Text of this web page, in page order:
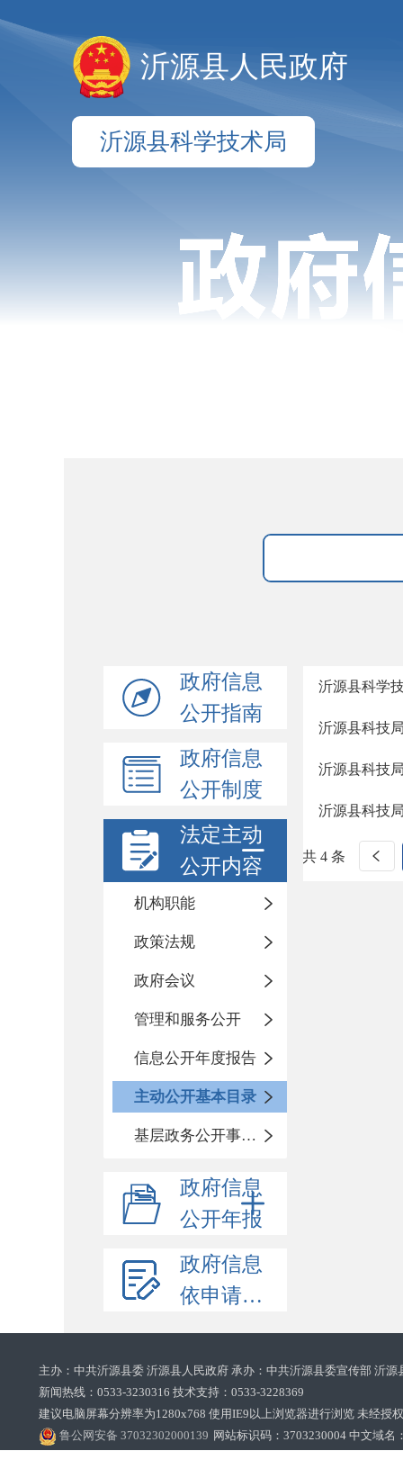
沂源县人民政府
沂源县科学技术局
政府信息
公开指南
政府信息
公开制度
法定主动
公开内容
机构职能
政策法规
政府会议
管理和服务公开
信息公开年度报告
主动公开基本目录
基层政务公开事项标准目录
政府信息
公开年报
政府信息
依申请公开
沂源县科学
沂源县科技
沂源县科技
沂源县科技
共 4 条
主办：中共沂源县委 沂源县人民政府 承办：中共沂源县委宣传部 沂
新闻热线：0533-3230316 技术支持：0533-3228369‌‌
建议电脑屏幕分辨率为1280x768 使用IE9以上浏览器进行浏览 未经授
鲁公网安备 37032302000139 网站标识码：3703230004 中文域名